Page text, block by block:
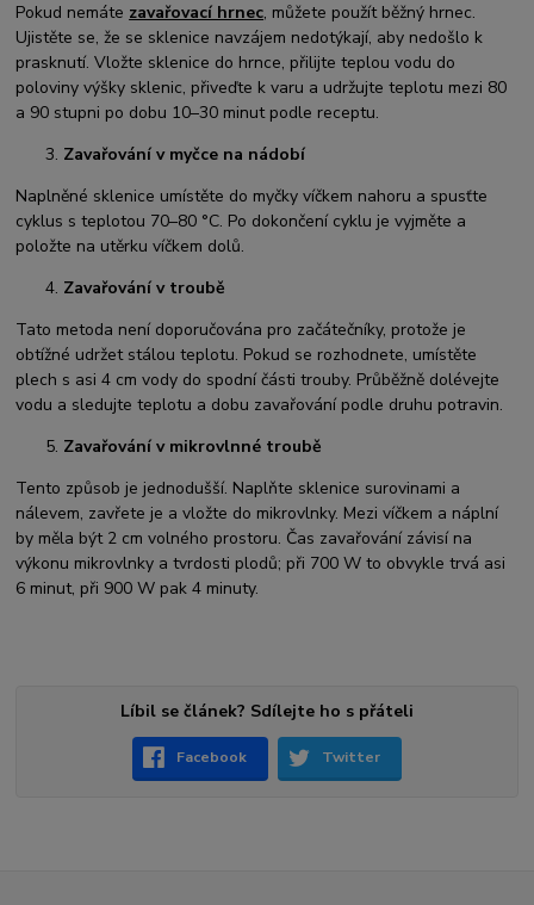
Pokud nemáte zavařovací hrnec, můžete použít běžný hrnec.
Ujistěte se, že se sklenice navzájem nedotýkají, aby nedošlo k
prasknutí. Vložte sklenice do hrnce, přilijte teplou vodu do
poloviny výšky sklenic, přiveďte k varu a udržujte teplotu mezi 80
a 90 stupni po dobu 10–30 minut podle receptu.
Zavařování v myčce na nádobí
Naplněné sklenice umístěte do myčky víčkem nahoru a spusťte
cyklus s teplotou 70–80 °C. Po dokončení cyklu je vyjměte a
položte na utěrku víčkem dolů.
Zavařování v troubě
Tato metoda není doporučována pro začátečníky, protože je
obtížné udržet stálou teplotu. Pokud se rozhodnete, umístěte
plech s asi 4 cm vody do spodní části trouby. Průběžně dolévejte
vodu a sledujte teplotu a dobu zavařování podle druhu potravin.
Zavařování v mikrovlnné troubě
Tento způsob je jednodušší. Naplňte sklenice surovinami a
nálevem, zavřete je a vložte do mikrovlnky. Mezi víčkem a náplní
by měla být 2 cm volného prostoru. Čas zavařování závisí na
výkonu mikrovlnky a tvrdosti plodů; při 700 W to obvykle trvá asi
6 minut, při 900 W pak 4 minuty.
Líbil se článek? Sdílejte ho s přáteli
Facebook Twitter